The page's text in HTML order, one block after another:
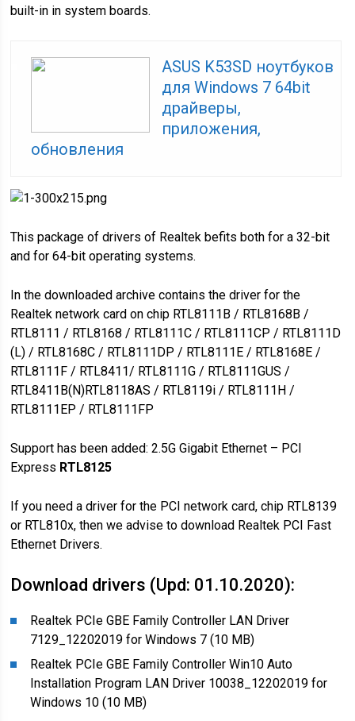
built-in in system boards.
ASUS K53SD ноутбуков
для Windows 7 64bit
драйверы,
приложения,
обновления
This package of drivers of Realtek befits both for a 32-bit
and for 64-bit operating systems.
In the downloaded archive contains the driver for the
Realtek network card on chip RTL8111B / RTL8168B /
RTL8111 / RTL8168 / RTL8111C / RTL8111CP / RTL8111D
(L) / RTL8168C / RTL8111DP / RTL8111E / RTL8168E /
RTL8111F / RTL8411/ RTL8111G / RTL8111GUS /
RTL8411B(N)RTL8118AS / RTL8119i / RTL8111H /
RTL8111EP / RTL8111FP
Support has been added: 2.5G Gigabit Ethernet – PCI
Express RTL8125
If you need a driver for the PCI network card, chip RTL8139
or RTL810x, then we advise to download Realtek PCI Fast
Ethernet Drivers.
Download drivers (Upd: 01.10.2020):
Realtek PCIe GBE Family Controller LAN Driver
7129_12202019 for Windows 7 (10 MB)
Realtek PCIe GBE Family Controller Win10 Auto
Installation Program LAN Driver 10038_12202019 for
Windows 10 (10 MB)